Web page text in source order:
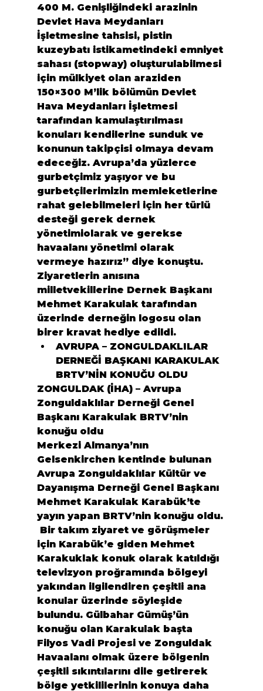
400 M. Genişliğindeki arazinin
Devlet Hava Meydanları
İşletmesine tahsisi, pistin
kuzeybatı istikametindeki emniyet
sahası (stopway) oluşturulabilmesi
için mülkiyet olan araziden
150×300 M’lik bölümün Devlet
Hava Meydanları İşletmesi
tarafından kamulaştırılması
konuları kendilerine sunduk ve
konunun takipçisi olmaya devam
edeceğiz. Avrupa’da yüzlerce
gurbetçimiz yaşıyor ve bu
gurbetçilerimizin memleketlerine
rahat gelebilmeleri için her türlü
desteği gerek dernek
yönetimiolarak ve gerekse
havaalanı yönetimi olarak
vermeye hazırız” diye konuştu.
Ziyaretlerin anısına
milletvekillerine Dernek Başkanı
Mehmet Karakulak tarafından
üzerinde derneğin logosu olan
birer kravat hediye edildi.
AVRUPA – ZONGULDAKLILAR
DERNEĞİ BAŞKANI KARAKULAK
BRTV’NİN KONUĞU OLDU
ZONGULDAK (İHA) – Avrupa
Zonguldaklılar Derneği Genel
Başkanı Karakulak BRTV’nin
konuğu oldu
Merkezi Almanya’nın
Gelsenkirchen kentinde bulunan
Avrupa Zonguldaklılar Kültür ve
Dayanışma Derneği Genel Başkanı
Mehmet Karakulak Karabük’te
yayın yapan BRTV’nin konuğu oldu.
için Karabük’e giden Mehmet
Karakuklak konuk olarak katıldığı
televizyon proğramında bölgeyi
yakından ilgilendiren çeşitli ana
konular üzerinde söyleşide
bulundu. Gülbahar Gümüş’ün
konuğu olan Karakulak başta
Filyos Vadi Projesi ve Zonguldak
Havaalanı olmak üzere bölgenin
çeşitli sıkıntılarını dile getirerek
bölge yetkililerinin konuya daha